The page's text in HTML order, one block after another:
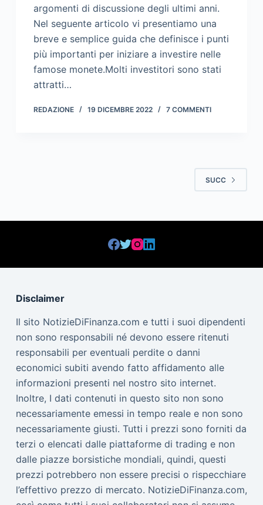
argomenti di discussione degli ultimi anni.
Nel seguente articolo vi presentiamo una
breve e semplice guida che definisce i punti
più importanti per iniziare a investire nelle
famose monete.Molti investitori sono stati
attratti…
REDAZIONE 19 DICEMBRE 2022 7 COMMENTI
SUCC
Disclaimer
Il sito NotizieDiFinanza.com e tutti i suoi dipendenti
non sono responsabili né devono essere ritenuti
responsabili per eventuali perdite o danni
economici subiti avendo fatto affidamento alle
informazioni presenti nel nostro sito internet.
Inoltre, I dati contenuti in questo sito non sono
necessariamente emessi in tempo reale e non sono
necessariamente giusti. Tutti i prezzi sono forniti da
terzi o elencati dalle piattaforme di trading e non
dalle piazze borsistiche mondiali, quindi, questi
prezzi potrebbero non essere precisi o rispecchiare
l’effettivo prezzo di mercato. NotizieDiFinanza.com,